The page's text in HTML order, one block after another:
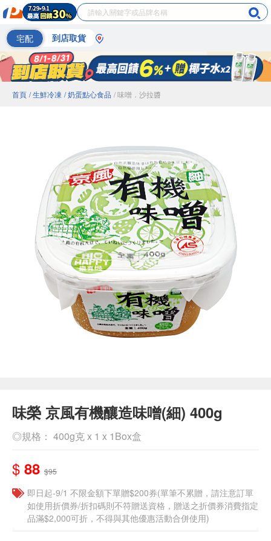
宅配 到店取貨
首頁 / 生鮮冷凍 / 奶蛋點心食品 / 味噌．沙拉醬
味榮 京風有機釀造味噌(細) 400g
◎規格： 400g克 x 1 x 1Box盒
$ 88 $95
即日起-9/1 不限金額下單贈$200券(單筆不累贈，請注意訂單
如使用折價券/折扣碼則不符贈送資格，贈送之折價券消費指定
品滿$2,000可折，不得與其他優惠活動合併使用)